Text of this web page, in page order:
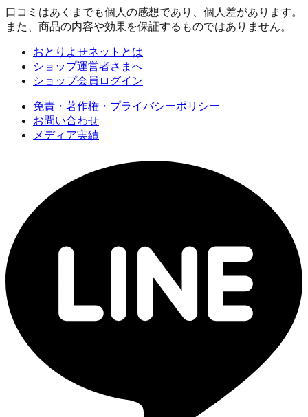
口コミはあくまでも個人の感想であり、個人差があります。
また、商品の内容や効果を保証するものではありません。
おとりよせネットとは
ショップ運営者さまへ
ショップ会員ログイン
免責・著作権・プライバシーポリシー
お問い合わせ
メディア実績